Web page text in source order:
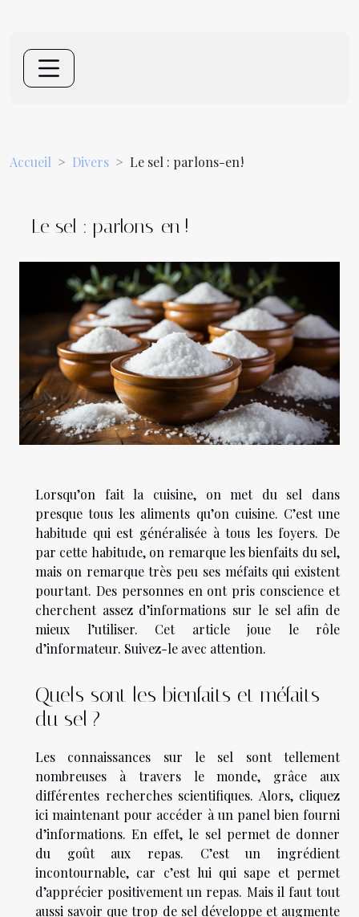
Accueil Divers Le sel : parlons-en !
Le sel : parlons-en !
Lorsqu’on fait la cuisine, on met du sel dans
presque tous les aliments qu’on cuisine. C’est une
habitude qui est généralisée à tous les foyers. De
par cette habitude, on remarque les bienfaits du sel,
mais on remarque très peu ses méfaits qui existent
pourtant. Des personnes en ont pris conscience et
cherchent assez d’informations sur le sel afin de
mieux l’utiliser. Cet article joue le rôle
d’informateur. Suivez-le avec attention.
Quels sont les bienfaits et méfaits
du sel ?
Les connaissances sur le sel sont tellement
nombreuses à travers le monde, grâce aux
différentes recherches scientifiques. Alors, cliquez
ici maintenant pour accéder à un panel bien fourni
d’informations. En effet, le sel permet de donner
du goût aux repas. C’est un ingrédient
incontournable, car c’est lui qui sape et permet
d’apprécier positivement un repas. Mais il faut tout
aussi savoir que trop de sel développe et augmente